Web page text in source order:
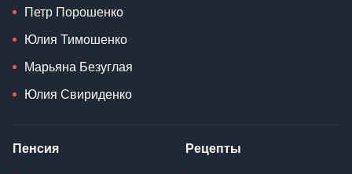
Петр Порошенко
Юлия Тимошенко
Марьяна Безуглая
Юлия Свириденко
Пенсия Рецепты